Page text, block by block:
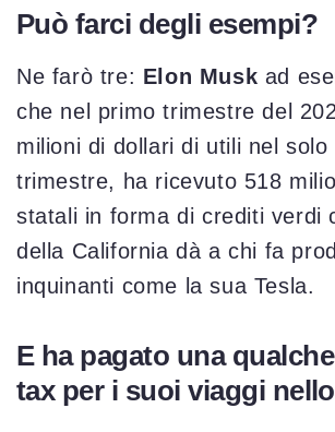
Può farci degli esempi?
Ne farò tre: Elon Musk ad
che nel primo trimestre del
milioni di dollari di utili nel solo
trimestre, ha ricevuto 518
statali in forma di crediti verdi
della California dà a chi fa
inquinanti come la sua Tesla.
E ha pagato una
tax per i suoi viaggi